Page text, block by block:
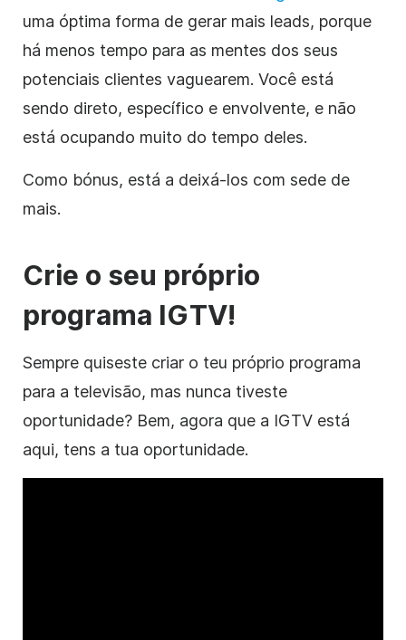
uma óptima forma de gerar mais leads, porque
há menos tempo para as mentes dos seus
potenciais clientes vaguearem. Você está
sendo direto, específico e envolvente, e não
está ocupando muito do tempo deles.
Como bónus, está a deixá-los com sede de
mais.
Crie o seu próprio
programa IGTV!
Sempre quiseste criar o teu próprio programa
para a televisão, mas nunca tiveste
oportunidade? Bem, agora que a IGTV está
aqui, tens a tua oportunidade.